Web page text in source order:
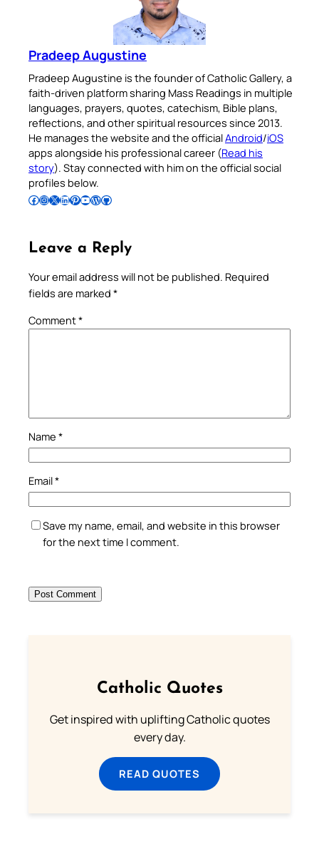
Pradeep Augustine
Pradeep Augustine is the founder of Catholic Gallery, a
faith-driven platform sharing Mass Readings in multiple
languages, prayers, quotes, catechism, Bible plans,
reflections, and other spiritual resources since 2013.
He manages the website and the officialAndroid/iOS
apps alongside his professional career (Read his
story). Stay connected with him on the official social
profiles below.
Follow Pradeep on Facebook Follow Pradeep on InstagramFollow Pradeep on X Follow Pradeep on LinkedIn Follow Pradeep on Pinterest Subscribe to Pradeep’s Youtube Channel Follow Pradeep on WordPress Follow Pradeep on GitHub
Leave a Reply
Your email address will not be published. Required
fields are marked *
Comment*
Name *
Email*
Save my name, email, and website in this browser
for the next time I comment.
Catholic Quotes
Get inspired with uplifting Catholic quotes
every day.
READ QUOTES